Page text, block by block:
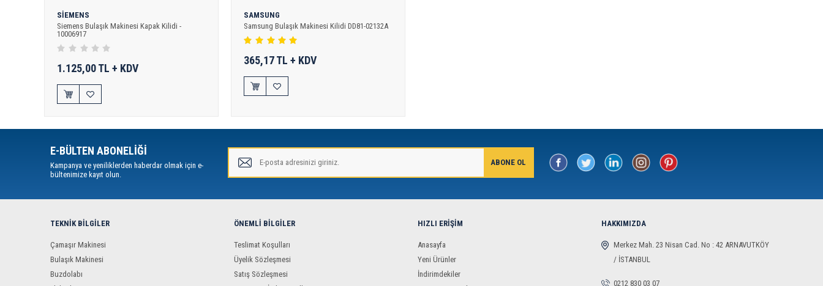
SİEMENS
Siemens Bulaşık Makinesi Kapak Kilidi -
10006917
1.125,00 TL + KDV
SAMSUNG
Samsung Bulaşık Makinesi Kilidi DD81-02132A
365,17 TL + KDV
E-BÜLTEN ABONELİĞİ
Kampanya ve yeniliklerden haberdar olmak için e-
bültenimize kayıt olun.
TEKNIK BILGILER
Çamaşır Makinesi
Bulaşık Makinesi
Buzdolabı
ÖNEMLI BILGILER
Teslimat Koşulları
Üyelik Sözleşmesi
Satış Sözleşmesi
HIZLI ERIŞIM
Anasayfa
Yeni Ürünler
İndirimdekiler
HAKKIMIZDA
Merkez Mah. 23 Nisan Cad. No : 42 ARNAVUTKÖY
/ İSTANBUL
0212 830 03 07